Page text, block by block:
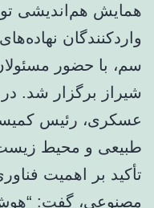
همایش هم‌اندیشی
واردکنندگان
سم، با حضور
شیراز برگزار شد.
عسکری، رئیس
طبیعی و محیط
تأکید بر اهمیت
مصنوعی، گفت: